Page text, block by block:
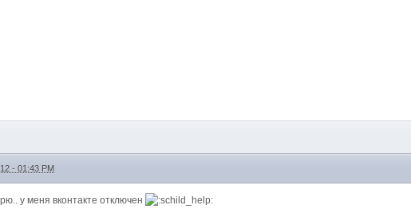
- 01:43 PM
у меня вконтакте отключен